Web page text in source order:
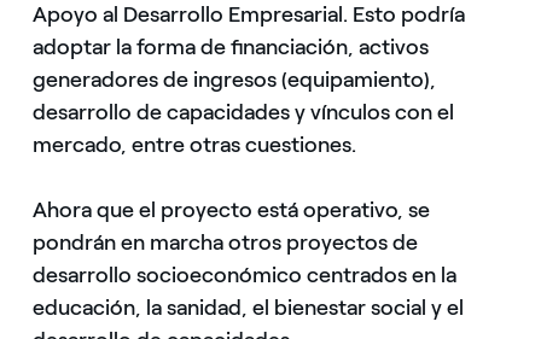
Apoyo al Desarrollo Empresarial. Esto podría
adoptar la forma de financiación, activos
generadores de ingresos (equipamiento),
desarrollo de capacidades y vínculos con el
mercado, entre otras cuestiones.
Ahora que el proyecto está operativo, se
pondrán en marcha otros proyectos de
desarrollo socioeconómico centrados en la
educación, la sanidad, el bienestar social y el